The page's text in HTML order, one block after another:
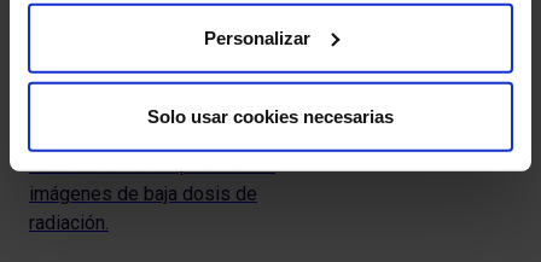
Personalizar
Solo usar cookies necesarias
Tomosíntesis
Uno de los mayores avances en
el diagnóstico mamario es la
consiste en la adquisición de
imágenes de baja dosis de
radiación.